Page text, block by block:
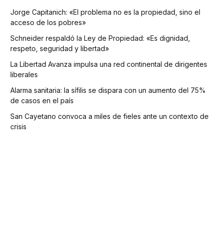
Jorge Capitanich: «El problema no es la propiedad, sino el
acceso de los pobres»
Schneider respaldó la Ley de Propiedad: «Es dignidad,
respeto, seguridad y libertad»
La Libertad Avanza impulsa una red continental de dirigentes
liberales
Alarma sanitaria: la sífilis se dispara con un aumento del 75%
de casos en el país
San Cayetano convoca a miles de fieles ante un contexto de
crisis